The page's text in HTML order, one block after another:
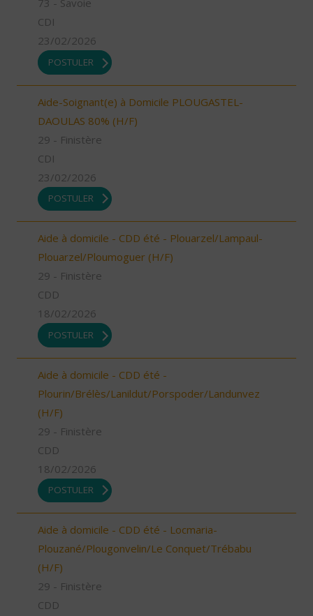
73 - Savoie
CDI
23/02/2026
POSTULER
Aide-Soignant(e) à Domicile PLOUGASTEL-
DAOULAS 80% (H/F)
29 - Finistère
CDI
23/02/2026
POSTULER
Aide à domicile - CDD été - Plouarzel/Lampaul-
Plouarzel/Ploumoguer (H/F)
29 - Finistère
CDD
18/02/2026
POSTULER
Aide à domicile - CDD été -
Plourin/Brélès/Lanildut/Porspoder/Landunvez
(H/F)
29 - Finistère
CDD
18/02/2026
POSTULER
Aide à domicile - CDD été - Locmaria-
Plouzané/Plougonvelin/Le Conquet/Trébabu
(H/F)
29 - Finistère
CDD